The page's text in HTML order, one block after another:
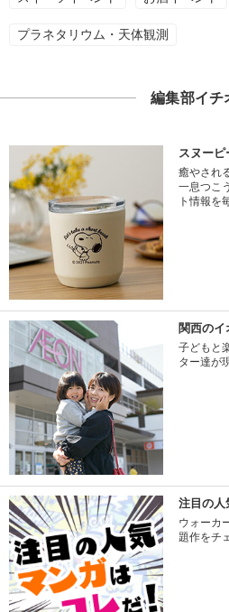
プラネタリウム・天体観測
編集部イチ
スヌー
癒やされ
一息つこ
ト情報を
関西のイ
子どもと
ター達が
注目の人
ウォーカ
題作をチ